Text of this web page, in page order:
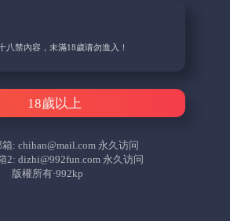
八禁內容，未滿18歲请勿進入！
18歲以上
箱: chihan@mail.com永久访问
2:dizhi@992fun.com 永久访问
版權所有·992kp